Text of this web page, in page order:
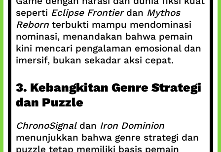
seperti Eclipse Frontierdan Mythos
Rebornterbukti mampu mendominasi
nominasi, menandakan bahwa pemain
kini mencari pengalaman emosional dan
imersif, bukan sekadar aksi cepat.
3. Kebangkitan Genre Strategi
dan Puzzle
ChronoSignaldan Iron Dominion
menunjukkan bahwa genre strategi dan
puzzle tetap memiliki basis pemain